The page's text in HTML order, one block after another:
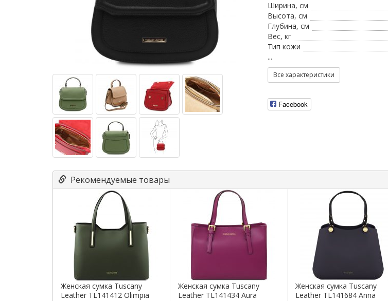
Ширина, см
Высота, см
Глубина, см
Вес, кг
Тип кожи
...
Все характеристики
Facebook
Рекомендуемые товары
Женская сумка Tuscany
Leather TL141412 Olimpia
Женская сумка Tuscany
Leather TL141434 Aura
Женская сумка Tuscany
Leather TL141684 Anna